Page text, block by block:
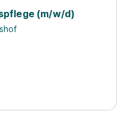
(m/w/d)